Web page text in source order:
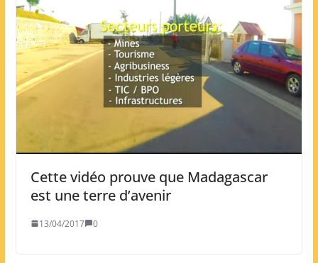
Cette vidéo prouve que Madagascar
est une terre d’avenir
13/04/2017 0